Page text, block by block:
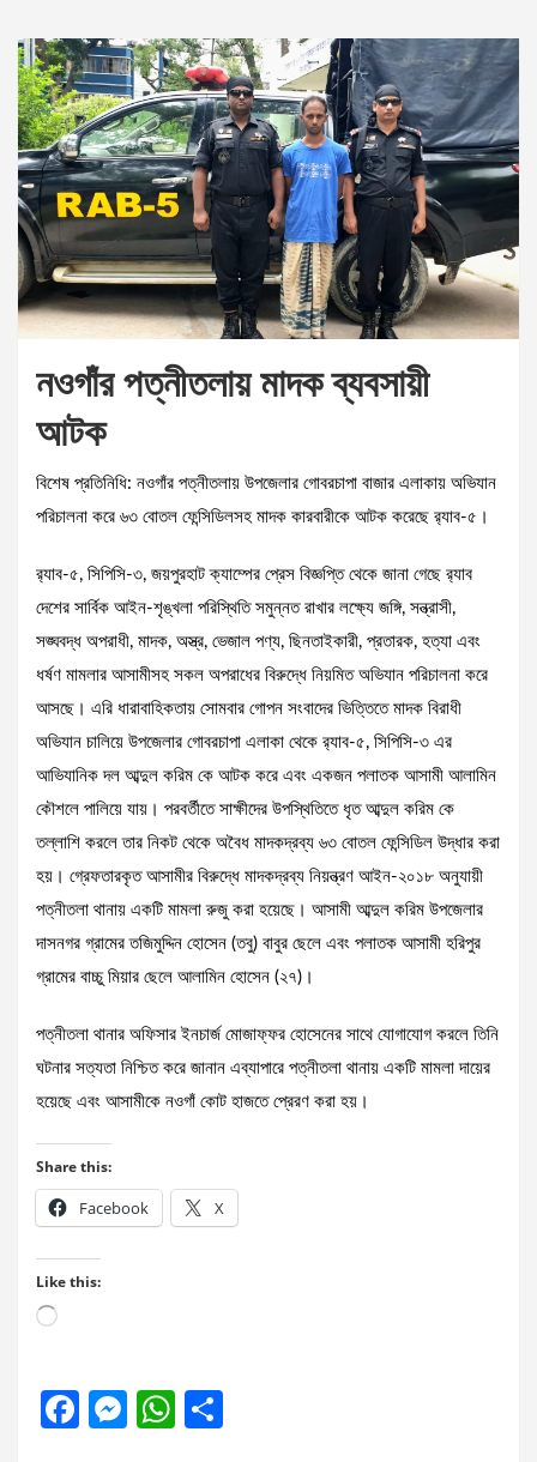
নওগাঁর পত্নীতলায় মাদক ব্যবসায়ী
আটক
বিশেষ প্রতিনিধি: নওগাঁর পত্নীতলায় উপজেলার গোবরচাপা বাজার এলাকায় অভিযান
পরিচালনা করে ৬৩ বোতল ফেন্সিডিলসহ মাদক কারবারীকে আটক করেছে র‌্যাব-৫।
র‌্যাব-৫, সিপিসি-৩, জয়পুরহাট ক্যাম্পের প্রেস বিজ্ঞপ্তি থেকে জানা গেছে র‌্যাব
দেশের সার্বিক আইন-শৃঙ্খলা পরিস্থিতি সমুন্নত রাখার লক্ষ্যে জঙ্গি, সন্ত্রাসী,
সঙ্ঘবদ্ধ অপরাধী, মাদক, অস্ত্র, ভেজাল পণ্য, ছিনতাইকারী, প্রতারক, হত্যা এবং
ধর্ষণ মামলার আসামীসহ সকল অপরাধের বিরুদ্ধে নিয়মিত অভিযান পরিচালনা করে
আসছে। এরি ধারাবাহিকতায় সোমবার গোপন সংবাদের ভিত্তিতে মাদক বিরাধী
অভিযান চালিয়ে উপজেলার গোবরচাপা এলাকা থেকে র‌্যাব-৫, সিপিসি-৩ এর
আভিযানিক দল আব্দুল করিম কে আটক করে এবং একজন পলাতক আসামী আলামিন
কৌশলে পালিয়ে যায়। পরবর্তীতে সাক্ষীদের উপস্থিতিতে ধৃত আব্দুল করিম কে
তল্লাশি করলে তার নিকট থেকে অবৈধ মাদকদ্রব্য ৬৩ বোতল ফেন্সিডিল উদ্ধার করা
হয়। গ্রেফতারকৃত আসামীর বিরুদ্ধে মাদকদ্রব্য নিয়ন্ত্রণ আইন-২০১৮ অনুযায়ী
পত্নীতলা থানায় একটি মামলা রুজু করা হয়েছে। আসামী আব্দুল করিম উপজেলার
দাসনগর গ্রামের তজিমুদ্দিন হোসেন (তবু) বাবুর ছেলে এবং পলাতক আসামী হরিপুর
গ্রামের বাচ্চু মিয়ার ছেলে আলামিন হোসেন (২৭)।
পত্নীতলা থানার অফিসার ইনচার্জ মোজাফ্ফর হোসেনের সাথে যোগাযোগ করলে তিনি
ঘটনার সত্যতা নিশ্চিত করে জানান এব্যাপারে পত্নীতলা থানায় একটি মামলা দায়ের
হয়েছে এবং আসামীকে নওগাঁ কোট হাজতে প্রেরণ করা হয়।
Share this:
Facebook X
Like this:
Loading…
F
M W